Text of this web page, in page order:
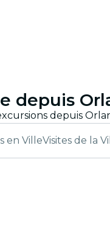
depuis
en VilleVisites de la